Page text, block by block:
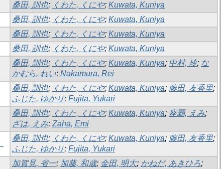
桑田, 訓也; くわた, くにや; Kuwata, Kuniya
桑田, 訓也; くわた, くにや; Kuwata, Kuniya
桑田, 訓也; くわた, くにや; Kuwata, Kuniya
桑田, 訓也; くわた, くにや; Kuwata, Kuniya
桑田, 訓也; くわた, くにや; Kuwata, Kuniya; 中村, 玲; な
かむら, れい; Nakamura, Rei
桑田, 訓也; くわた, くにや; Kuwata, Kuniya; 藤田, 友香里;
ふじた, ゆかり; Fujita, Yukari
桑田, 訓也; くわた, くにや; Kuwata, Kuniya; 座覇, えみ;
ざは, えみ; Zaha, Emi
桑田, 訓也; くわた, くにや; Kuwata, Kuniya; 藤田, 友香里;
ふじた, ゆかり; Fujita, Yukari
加賀見, 省一; 加藤, 和歳; 金田, 明大; かねだ, あきひろ;